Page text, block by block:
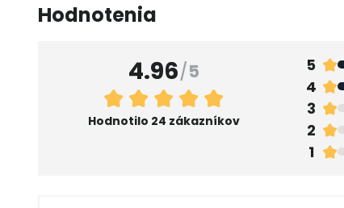
Hodnotenia
4.96/5
Hodnotilo 24 zákazníkov
5
4
3
2
1